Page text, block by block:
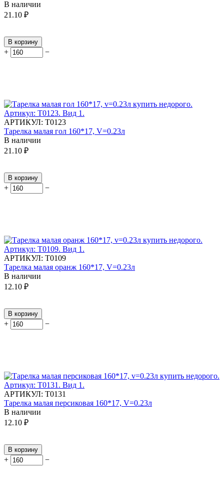
В наличии
21.10 ₽
В корзину
+ −
АРТИКУЛ: Т0123
Тарелка малая гол 160*17, V=0.23л
В наличии
21.10 ₽
В корзину
+ −
АРТИКУЛ: Т0109
Тарелка малая оранж 160*17, V=0.23л
В наличии
12.10 ₽
В корзину
+ −
АРТИКУЛ: Т0131
Тарелка малая персиковая 160*17, V=0.23л
В наличии
12.10 ₽
В корзину
+ −